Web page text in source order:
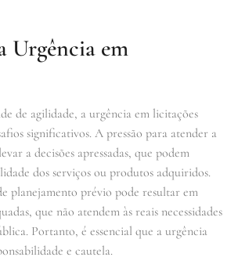
Urgência em
de agilidade, a urgência em licitações
significativos. A pressão para atender a
a decisões apressadas, que podem
dos serviços ou produtos adquiridos.
planejamento prévio pode resultar em
que não atendem às reais necessidades
Portanto, é essencial que a urgência
e cautela.